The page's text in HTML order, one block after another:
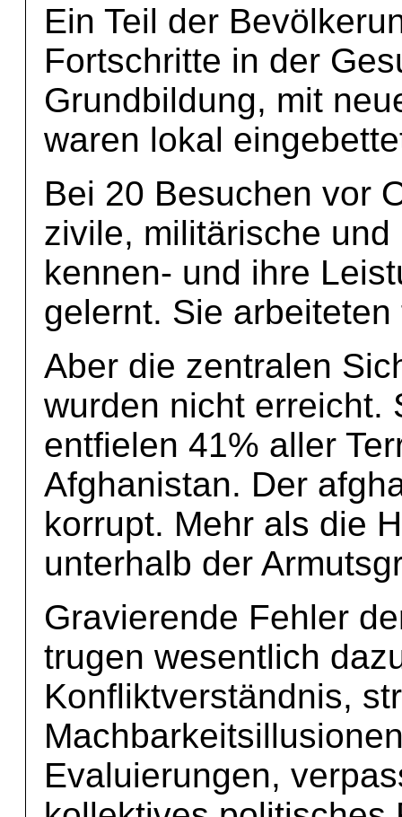
Ein Teil der
Fortschritte in der
Grundbildung, mit
waren lokal
Bei 20 Besuchen vor
zivile, militärische
kennen- und ihre
gelernt. Sie
Aber die zentralen
wurden nicht erreicht.
entfielen 41% aller
Afghanistan. Der
korrupt. Mehr als die
unterhalb der
Gravierende Fehler
trugen wesentlich
Konfliktverständnis,
Evaluierungen,